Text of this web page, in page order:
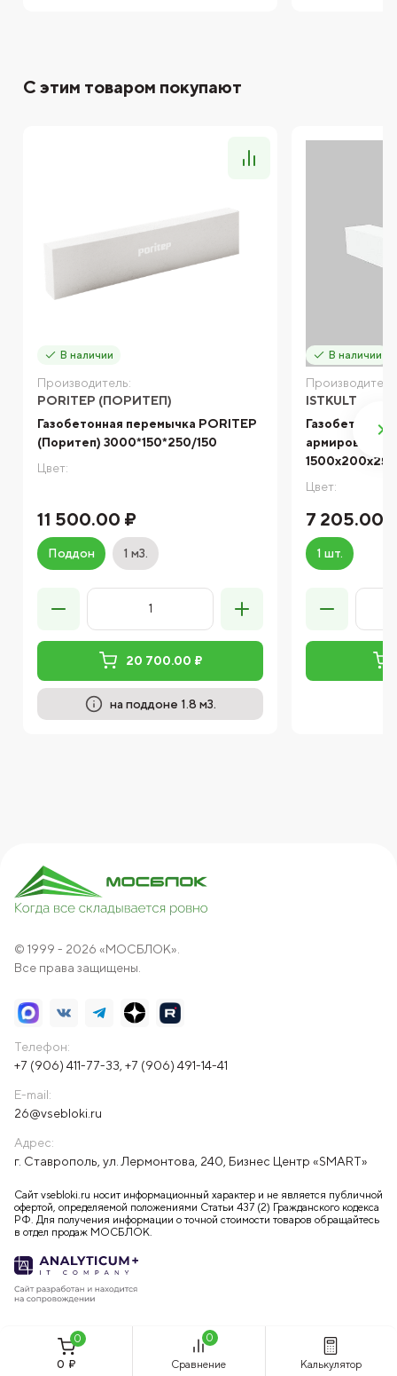
С этим товаром покупают
В наличии
Производитель:
PORITEP (ПОРИТЕП)
Газобетонная перемычка PORITEP
(Поритеп) 3000*150*250/150
Цвет:
11 500.00 ₽
Поддон 1 м3.
20 700.00 ₽
на поддоне 1.8 м3.
В наличии
ISTKULT
Цвет:
7 205.00
1 шт.
© 1999 - 2026 «МОСБЛОК».
Все права защищены.
Телефон:
+7 (906) 411-77-33 +7 (906) 491-14-41
E-mail:
26@vsebloki.ru
Адрес:
г. Ставрополь, ул. Лермонтова, 240, Бизнес Центр «SMART»
Сайт vsebloki.ru носит информационный характер и не является публичной
офертой, определяемой положениями Статьи 437 (2) Гражданского кодекса
РФ. Для получения информации о точной стоимости товаров обращайтесь
в отдел продаж МОСБЛОК.
0
0 ₽
0
Сравнение Калькулятор